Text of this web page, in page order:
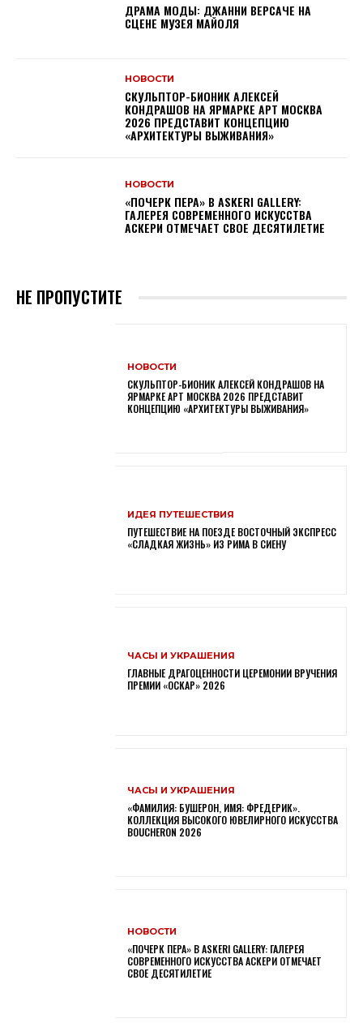
ДРАМА МОДЫ: ДЖАННИ ВЕРСАЧЕ НА
СЦЕНЕ МУЗЕЯ МАЙОЛЯ
НОВОСТИ
СКУЛЬПТОР-БИОНИК АЛЕКСЕЙ
КОНДРАШОВ НА ЯРМАРКЕ АРТ МОСКВА
2026 ПРЕДСТАВИТ КОНЦЕПЦИЮ
«АРХИТЕКТУРЫ ВЫЖИВАНИЯ»
НОВОСТИ
«ПОЧЕРК ПЕРА» В ASKERI GALLERY:
ГАЛЕРЕЯ СОВРЕМЕННОГО ИСКУССТВА
АСКЕРИ ОТМЕЧАЕТ СВОЕ ДЕСЯТИЛЕТИЕ
НЕ ПРОПУСТИТЕ
НОВОСТИ
СКУЛЬПТОР-БИОНИК АЛЕКСЕЙ КОНДРАШОВ НА
ЯРМАРКЕ АРТ МОСКВА 2026 ПРЕДСТАВИТ
КОНЦЕПЦИЮ «АРХИТЕКТУРЫ ВЫЖИВАНИЯ»
ИДЕЯ ПУТЕШЕСТВИЯ
ПУТЕШЕСТВИЕ НА ПОЕЗДЕ ВОСТОЧНЫЙ ЭКСПРЕСС
«СЛАДКАЯ ЖИЗНЬ» ИЗ РИМА В СИЕНУ
ЧАСЫ И УКРАШЕНИЯ
ГЛАВНЫЕ ДРАГОЦЕННОСТИ ЦЕРЕМОНИИ ВРУЧЕНИЯ
ПРЕМИИ «ОСКАР» 2026
ЧАСЫ И УКРАШЕНИЯ
«ФАМИЛИЯ: БУШЕРОН, ИМЯ: ФРЕДЕРИК».
КОЛЛЕКЦИЯ ВЫСОКОГО ЮВЕЛИРНОГО ИСКУССТВА
BOUCHERON 2026
НОВОСТИ
«ПОЧЕРК ПЕРА» В ASKERI GALLERY: ГАЛЕРЕЯ
СОВРЕМЕННОГО ИСКУССТВА АСКЕРИ ОТМЕЧАЕТ
СВОЕ ДЕСЯТИЛЕТИЕ